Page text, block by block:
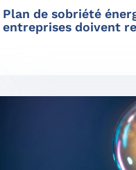
Plan de sobriété
entreprises doivent